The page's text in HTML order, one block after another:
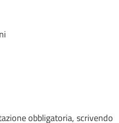
obbligatoria, scrivendo